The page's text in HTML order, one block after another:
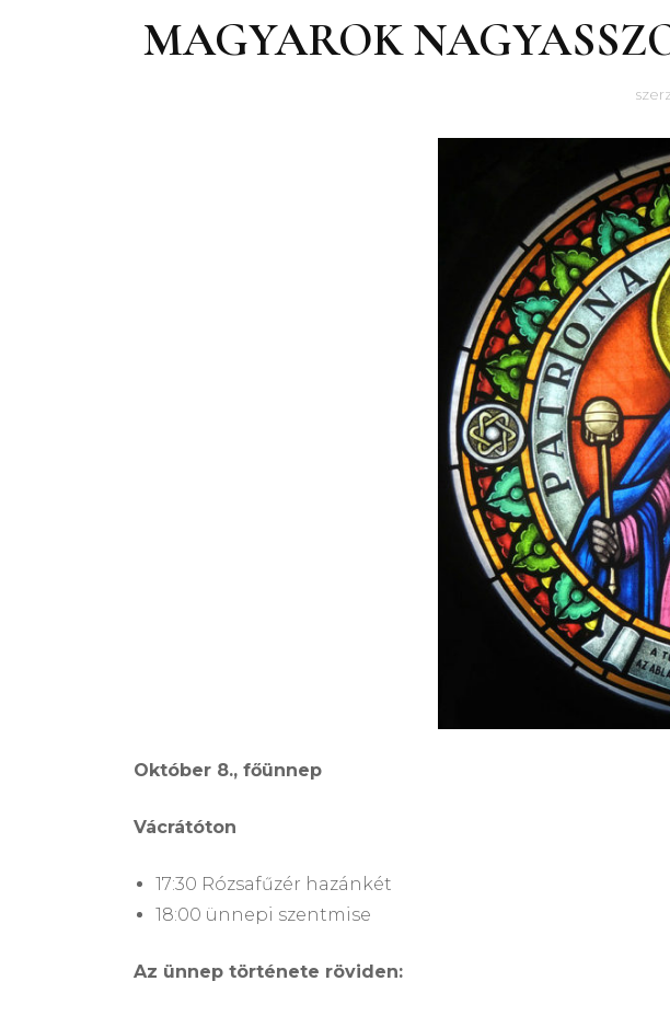
MAGYAROK
Október 8., főünnep
Vácrátóton
17:30 Rózsafűzér hazánkét
18:00 ünnepi szentmise
Az ünnep története röviden: